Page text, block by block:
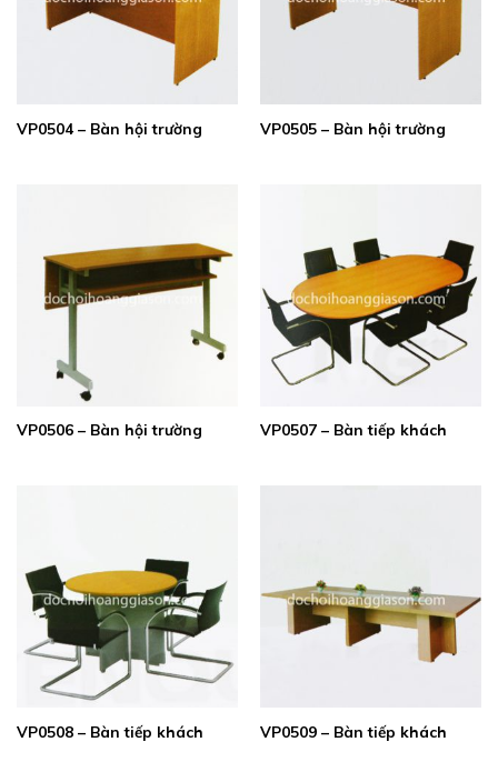
VP0504 – Bàn hội trường VP0505 – Bàn hội trường
VP0506 – Bàn hội trường VP0507 – Bàn tiếp khách
VP0508 – Bàn tiếp khách VP0509 – Bàn tiếp khách